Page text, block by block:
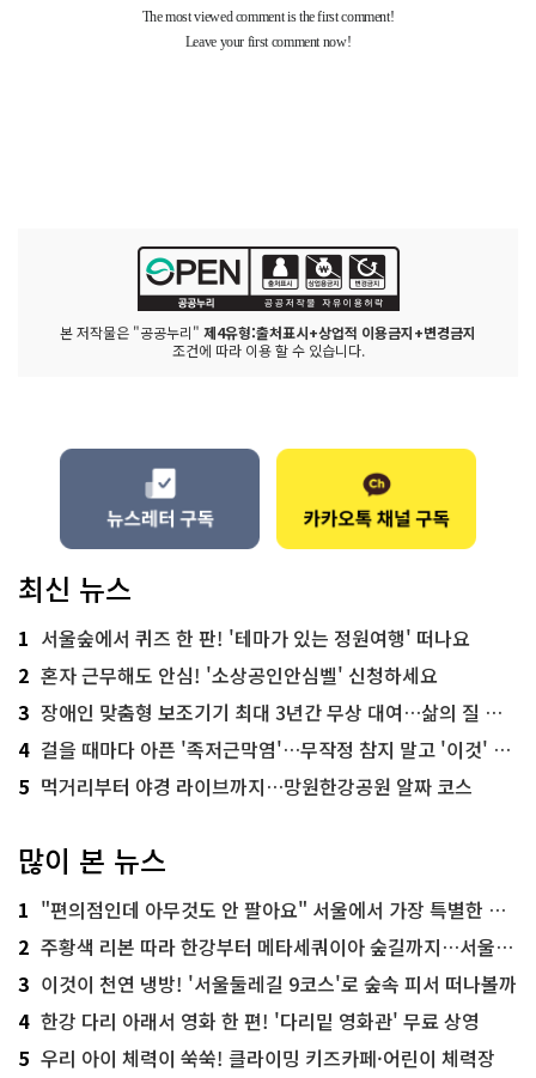
본 저작물은 "공공누리" 제4유형:출처표시+상업적 이용금지+변경금지
조건에 따라 이용 할 수 있습니다.
최신 뉴스
1 서울숲에서 퀴즈 한 판! '테마가 있는 정원여행' 떠나요
2 혼자 근무해도 안심! '소상공인안심벨' 신청하세요
3 장애인 맞춤형 보조기기 최대 3년간 무상 대여…삶의 질 높인다
4 걸을 때마다 아픈 '족저근막염'…무작정 참지 말고 '이것' 해보세요!
5 먹거리부터 야경 라이브까지…망원한강공원 알짜 코스
많이 본 뉴스
1 "편의점인데 아무것도 안 팔아요" 서울에서 가장 특별한 편의점의 정체
2 주황색 리본 따라 한강부터 메타세쿼이아 숲길까지…서울둘레길 15코스
3 이것이 천연 냉방! '서울둘레길 9코스'로 숲속 피서 떠나볼까
4 한강 다리 아래서 영화 한 편! '다리밑 영화관' 무료 상영
5 우리 아이 체력이 쑥쑥! 클라이밍 키즈카페·어린이 체력장